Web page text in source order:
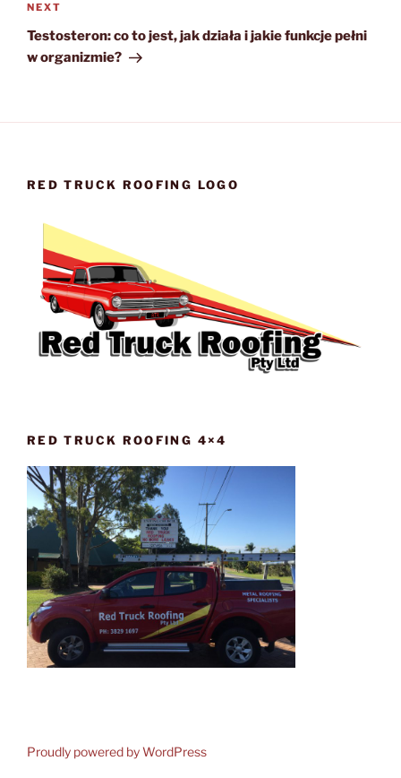
Next
Post
NEXT
Testosteron: co to jest, jak działa i jakie funkcje pełni
w organizmie?
RED TRUCK ROOFING LOGO
RED TRUCK ROOFING 4×4
Proudly powered by WordPress